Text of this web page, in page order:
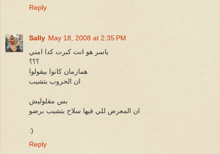
Reply
Sally May 18, 2008 at 2:35 PM
ياسر هو انت كبرت كدا امتي
؟؟؟
همازمان كانوا بيقولوا
ان الحروب بتشيب
بس مقلوليش
ان المعرض للي فيها سلاح بتشيب برضو
:)
Reply